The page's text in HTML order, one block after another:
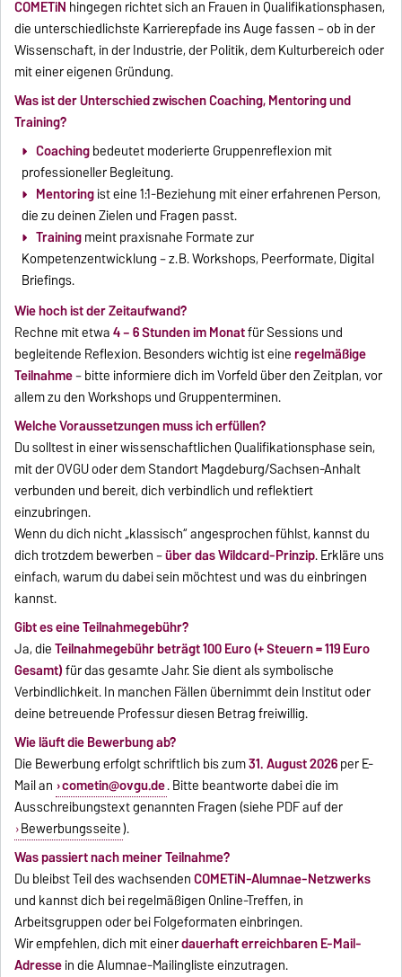
COMETiN hingegen richtet sich an Frauen in Qualifikationsphasen,
die unterschiedlichste Karrierepfade ins Auge fassen – ob in der
Wissenschaft, in der Industrie, der Politik, dem Kulturbereich oder
mit einer eigenen Gründung.
Was ist der Unterschied zwischen Coaching, Mentoring und
Training?
Coachingbedeutet moderierte Gruppenreflexion mit
professioneller Begleitung.
Mentoringist eine 1:1-Beziehung mit einer erfahrenen Person,
die zu deinen Zielen und Fragen passt.
Trainingmeint praxisnahe Formate zur
Kompetenzentwicklung – z. B. Workshops, Peerformate, Digital
Briefings.
Wie hoch ist der Zeitaufwand?
Rechne mit etwa4 – 6 Stunden im Monatfür Sessions und
begleitende Reflexion. Besonders wichtig ist eineregelmäßige
Teilnahme– bitte informiere dich im Vorfeld über den Zeitplan, vor
allem zu den Workshops und Gruppenterminen.
Welche Voraussetzungen muss ich erfüllen?
Du solltest in einer wissenschaftlichen Qualifikationsphase sein,
mit der OVGU oder dem Standort Magdeburg/Sachsen-Anhalt
verbunden und bereit, dich verbindlich und reflektiert
einzubringen.
Wenn du dich nicht „klassisch“ angesprochen fühlst, kannst du
dich trotzdem bewerben –über das Wildcard-Prinzip. Erkläre uns
einfach, warum du dabei sein möchtest und was du einbringen
kannst.
Gibt es eine Teilnahmegebühr?
Ja, dieTeilnahmegebühr beträgt 100 Euro (+ Steuern = 119 Euro
Gesamt)für das gesamte Jahr. Sie dient als symbolische
Verbindlichkeit. In manchen Fällen übernimmt dein Institut oder
deine betreuende Professur diesen Betrag freiwillig.
Wie läuft die Bewerbung ab?
Die Bewerbung erfolgt schriftlich bis zum31. August 2026per E-
Mail an cometin@ovgu.de. Bitte beantworte dabei die im
Ausschreibungstext genannten Fragen (siehe PDF auf der
Bewerbungsseite).
Was passiert nach meiner Teilnahme?
Du bleibst Teil des wachsendenCOMETiN-Alumnae-Netzwerks
und kannst dich bei regelmäßigen Online-Treffen, in
Arbeitsgruppen oder bei Folgeformaten einbringen.
Wir empfehlen, dich mit einerdauerhaft erreichbaren E-Mail-
Adressein die Alumnae-Mailingliste einzutragen.